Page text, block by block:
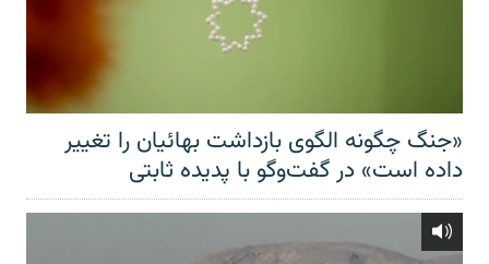
«جنگ چگونه الگوی بازداشت بهائیان را تغییر
داده است» در گفت‌وگو با پدیده ثابتی